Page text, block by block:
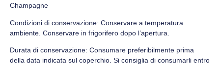
Champagne
Condizioni di conservazione: Conservare a temperatura
ambiente. Conservare in frigorifero dopo l’apertura.
Durata di conservazione: Consumare preferibilmente prima
della data indicata sul coperchio. Si consiglia di consumarli entro